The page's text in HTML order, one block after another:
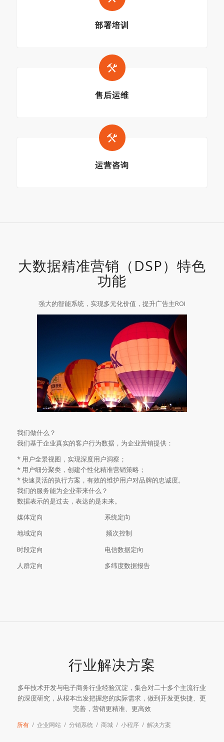
部署培训
售后运维
运营咨询
大数据精准营销（DSP）特色
功能
强大的智能系统，实现多元化价值，提升广告主ROI
我们做什么？
我们基于企业真实的客户行为数据，为企业营销提供：
* 用户全景视图，实现深度用户洞察；
* 用户细分聚类，创建个性化精准营销策略；
* 快速灵活的执行方案，有效的维护用户对品牌的忠诚度。
我们的服务能为企业带来什么？
数据表示的是过去，表达的是未来。
媒体定向 系统定向
地域定向 频次控制
时段定向 电信数据定向
人群定向 多纬度数据报告
行业解决方案
多年技术开发与电子商务行业经验沉淀，集合对二十多个主流行业
的深度研究，从根本出发把握您的实际需求，做到开发更快捷、更
完善，营销更精准、更高效
所有 / 企业网站 / 分销系统 / 商城 / 小程序 / 解决方案